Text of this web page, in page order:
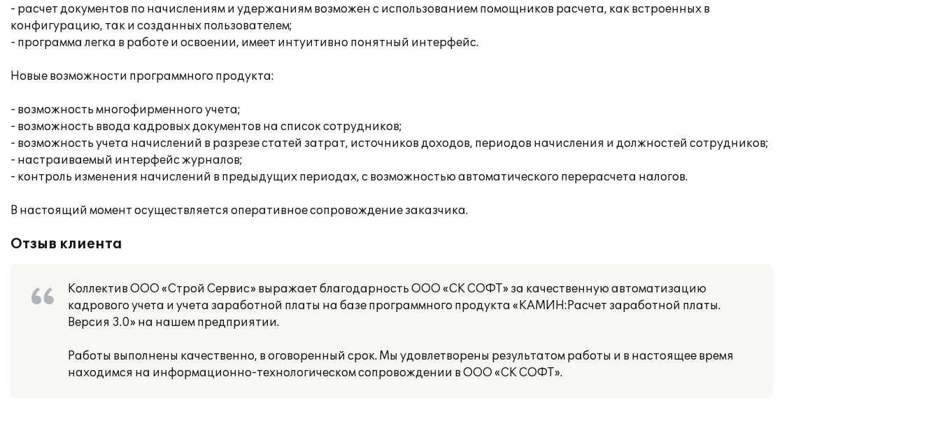
- расчет документов по начислениям и удержаниям возможен с использованием помощников расчета, как встроенных в
конфигурацию, так и созданных пользователем;
- программа легка в работе и освоении, имеет интуитивно понятный интерфейс.
Новые возможности программного продукта:
- возможность многофирменного учета;
- возможность ввода кадровых документов на список сотрудников;
- возможность учета начислений в разрезе статей затрат, источников доходов, периодов начисления и должностей сотрудников;
- настраиваемый интерфейс журналов;
- контроль изменения начислений в предыдущих периодах, с возможностью автоматического перерасчета налогов.
В настоящий момент осуществляется оперативное сопровождение заказчика.
Отзыв клиента
Коллектив ООО «Строй Сервис» выражает благодарность ООО «СК СОФТ» за качественную автоматизацию
кадрового учета и учета заработной платы на базе программного продукта «КАМИН:Расчет заработной платы.
Версия 3.0» на нашем предприятии.
Работы выполнены качественно, в оговоренный срок. Мы удовлетворены результатом работы и в настоящее время
находимся на информационно-технологическом сопровождении в ООО «СК СОФТ».